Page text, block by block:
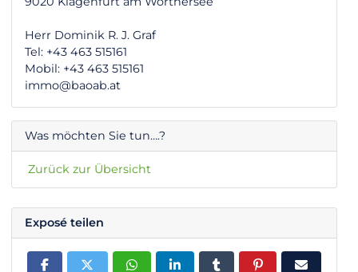
Herr Dominik R. J. Graf
Tel: +43 463 515161
Mobil: +43 463 515161
immo@baoab.at
Was möchten Sie tun….?
Zurück zur Übersicht
Exposé teilen